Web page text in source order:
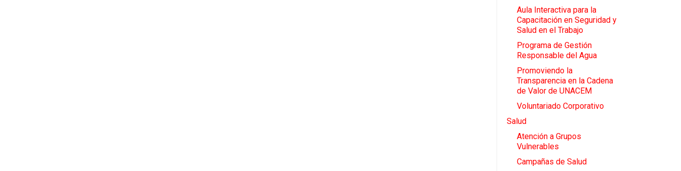
Aula Interactiva para la
Capacitación en Seguridad y
Salud en el Trabajo
Programa de Gestión
Responsable del Agua
Promoviendo la
Transparencia en la Cadena
de Valor de UNACEM
Voluntariado Corporativo
Salud
Atención a Grupos
Vulnerables
Campañas de Salud